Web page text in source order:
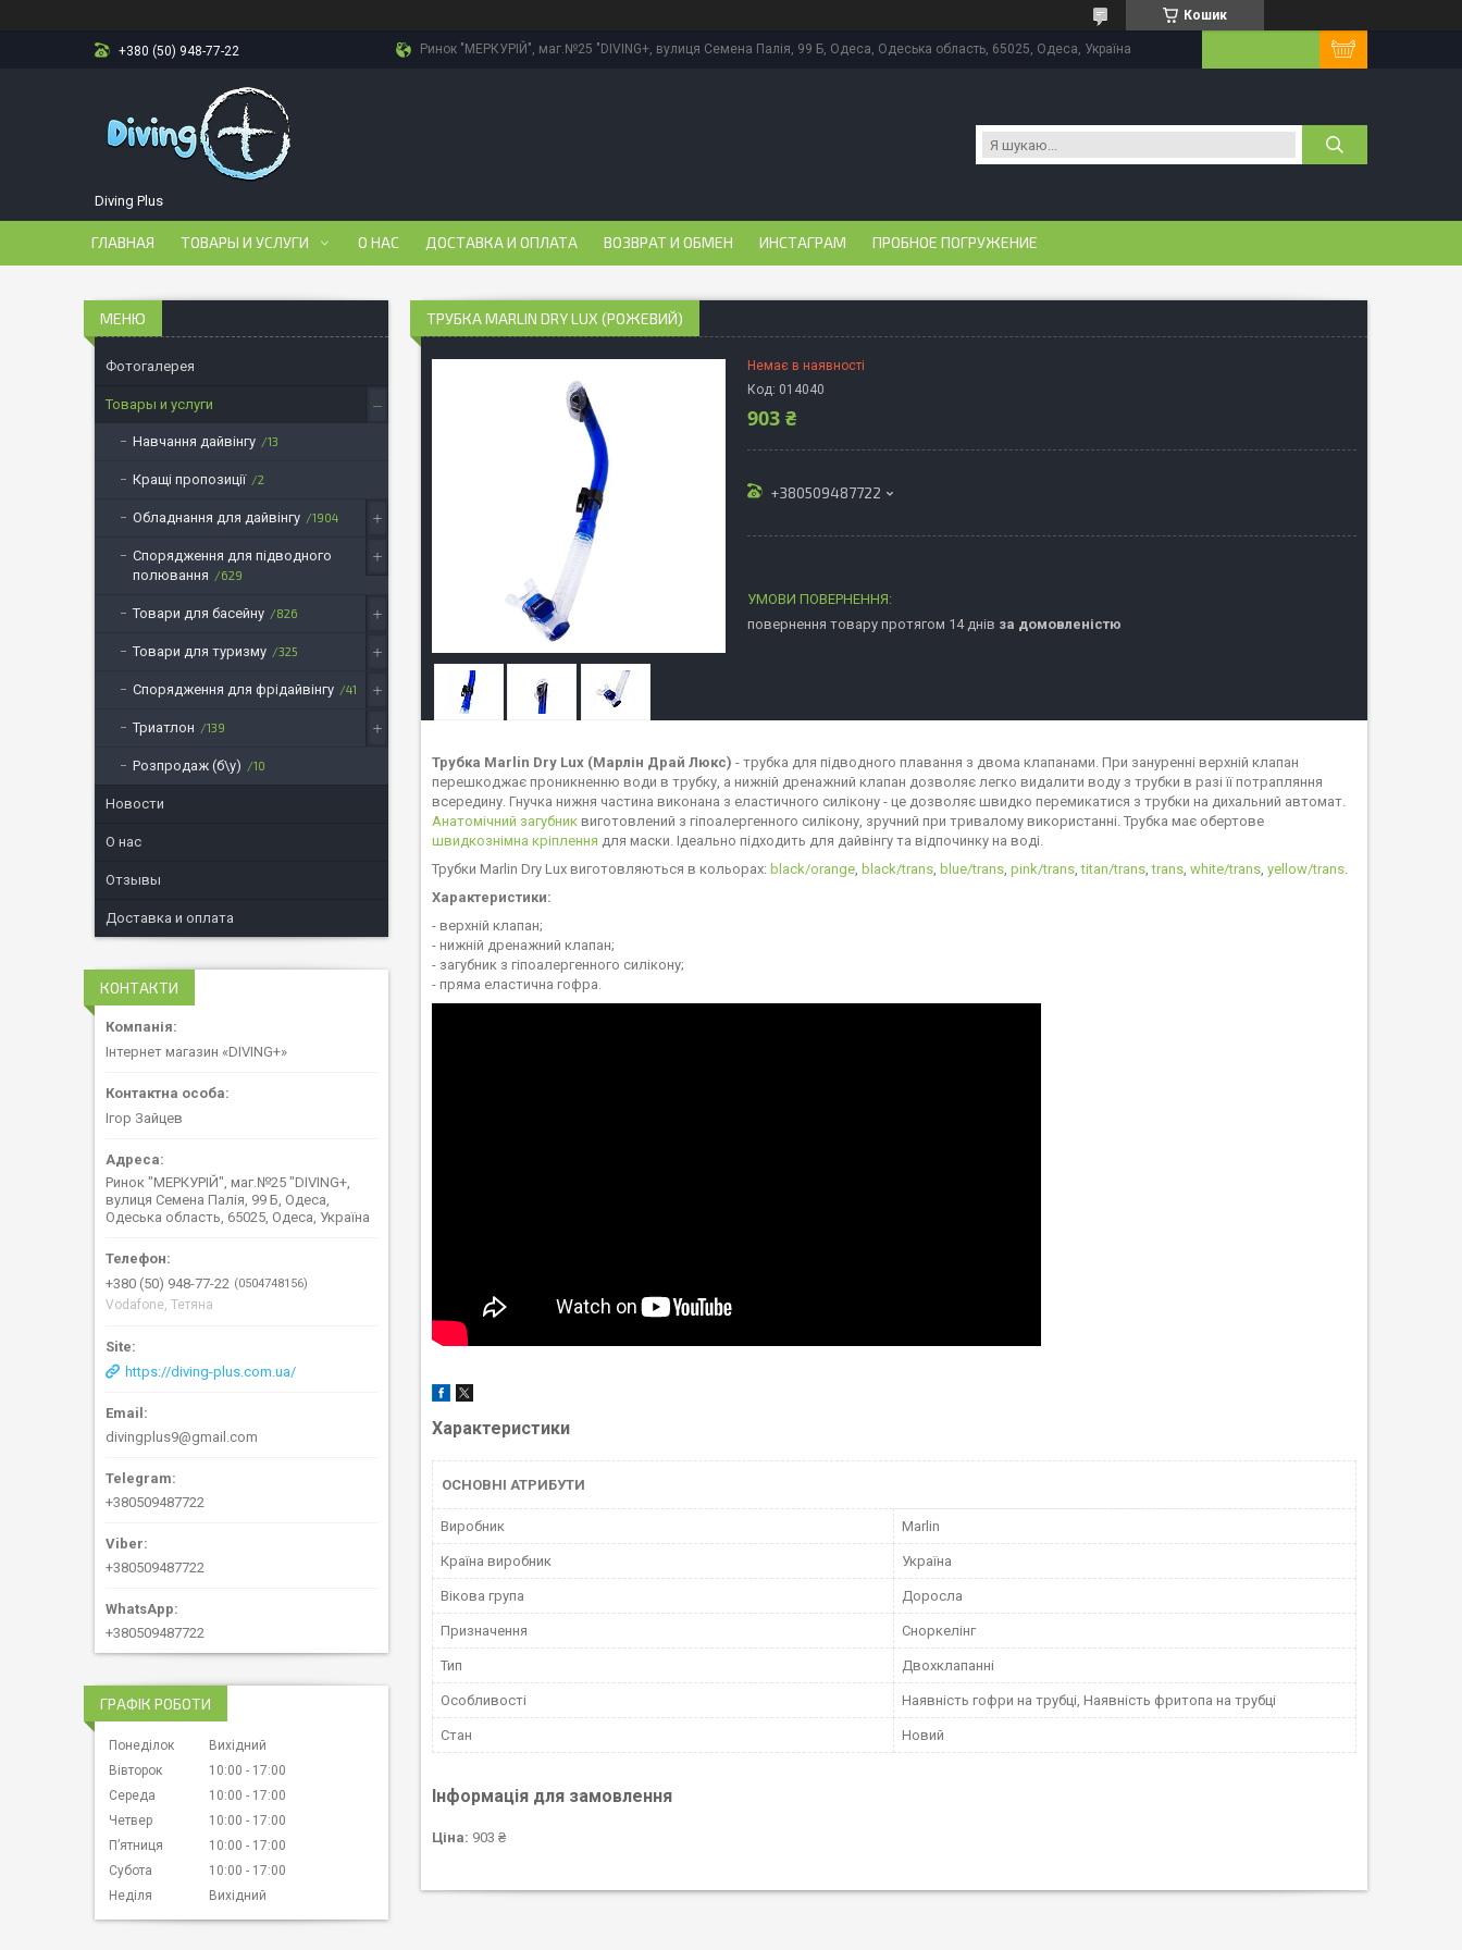
Кошик
+380 (50) 948-77-22 Ринок "МЕРКУРІЙ", маг.№25 "DIVING+, вулиця Семена Палія, 99 Б, Одеса, Одеська область, 65025, Одеса, Україна
Diving Plus
ГЛАВНАЯ ТОВАРЫ И УСЛУГИ О НАС ДОСТАВКА И ОПЛАТА ВОЗВРАТ И ОБМЕН ИНСТАГРАМ ПРОБНОЕ ПОГРУЖЕНИЕ
ТРУБКА MARLIN DRY LUX (РОЖЕВИЙ)
Немає в наявності
Код: 014040
903 ₴
+380509487722
повернення товару протягом 14 днів за домовленістю
Трубка Marlin Dry Lux (Марлін Драй Люкс) - трубка для підводного плавання з двома клапанами. При зануренні верхній клапан
перешкоджає проникненню води в трубку, а нижній дренажний клапан дозволяє легко видалити воду з трубки в разі її потрапляння
всередину. Гнучка нижня частина виконана з еластичного силікону - це дозволяє швидко перемикатися з трубки на дихальний автомат.
Анатомічний загубник виготовлений з гіпоалергенного силікону, зручний при тривалому використанні. Трубка має обертове
швидкознімна кріплення для маски. Ідеально підходить для дайвінгу та відпочинку на воді.
Трубки Marlin Dry Lux виготовляються в кольорах: black/orange, black/trans, blue/trans, pink/trans,titan/trans,trans, white/trans, yellow/trans.
Характеристики:
- верхній клапан;
- нижній дренажний клапан;
- загубник з гіпоалергенного силікону;
- пряма еластична гофра.
Характеристики
ОСНОВНІ АТРИБУТИ
Виробник Marlin
Країна виробник Україна
Вікова група Доросла
Призначення Сноркелінг
Тип Двохклапанні
Особливості Наявність гофри на трубці, Наявність фритопа на трубці
Стан Новий
Інформація для замовлення
Ціна: 903 ₴
Фотогалерея
Товары и услуги
Навчання дайвінгу 13
Кращі пропозиції 2
Обладнання для дайвінгу 1904
Спорядження для підводного
полювання
629
Товари для басейну 826
Товари для туризму 325
Спорядження для фрідайвінгу 41
Триатлон 139
Розпродаж (б\у) 10
Новости
О нас
Отзывы
Доставка и оплата
КОНТАКТИ
Інтернет магазин «DIVING+»
Ігор Зайцев
Ринок "МЕРКУРІЙ", маг.№25 "DIVING+,
вулиця Семена Палія, 99 Б, Одеса,
Одеська область, 65025, Одеса, Україна
+380 (50) 948-77-22 0504748156
Vodafone, Тетяна
https://diving-plus.com.ua/
divingplus9@gmail.com
+380509487722
+380509487722
+380509487722
ГРАФІК РОБОТИ
Понеділок
Вихідний
Вівторок
10:00
17:00
Середа
10:00
17:00
Четвер
10:00
17:00
Пʼятниця
10:00
17:00
Субота
10:00
17:00
Неділя
Вихідний